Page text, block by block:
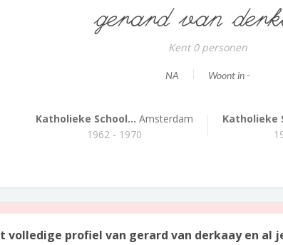
gerard van
Kent 0 personen
NA Woont in -
Katholieke School... Amsterdam
1962 - 1970
Katholieke
volledige profiel van gerard van derkaay en al